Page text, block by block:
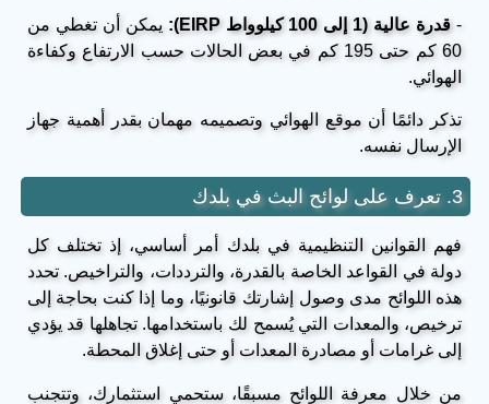
-قدرة عالية (1 إلى 100 كيلوواط EIRP):
يمكن أن تغطي من
60 كم حتى 195 كم في بعض الحالات حسب الارتفاع وكفاءة
الهوائي.
تذكر دائمًا أن موقع الهوائي وتصميمه مهمان بقدر أهمية جهاز
الإرسال نفسه.
3. تعرف على لوائح البث في بلدك
فهم القوانين التنظيمية في بلدك أمر أساسي، إذ تختلف كل
دولة في القواعد الخاصة بالقدرة، والترددات، والتراخيص. تحدد
هذه اللوائح مدى وصول إشارتك قانونيًا، وما إذا كنت بحاجة إلى
ترخيص، والمعدات التي يُسمح لك باستخدامها. تجاهلها قد يؤدي
إلى غرامات أو مصادرة المعدات أو حتى إغلاق المحطة.
من خلال معرفة اللوائح مسبقًا، ستحمي استثمارك، وتتجنب